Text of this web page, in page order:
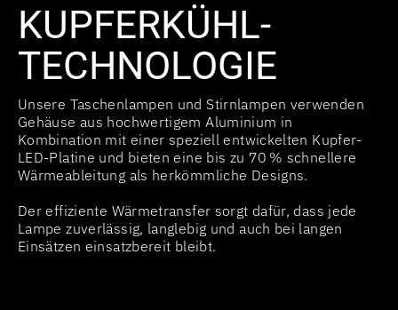
KUPFERKÜHL-
TECHNOLOGIE
Unsere Taschenlampen und Stirnlampen verwenden
Gehäuse aus hochwertigem Aluminium in
Kombination mit einer speziell entwickelten Kupfer-
LED-Platine und bieten eine bis zu 70 % schnellere
Wärmeableitung als herkömmliche Designs.
Der effiziente Wärmetransfer sorgt dafür, dass jede
Lampe zuverlässig, langlebig und auch bei langen
Einsätzen einsatzbereit bleibt.